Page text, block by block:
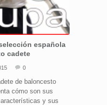
española
cadete
0
de baloncesto
cómo son sus
y sus